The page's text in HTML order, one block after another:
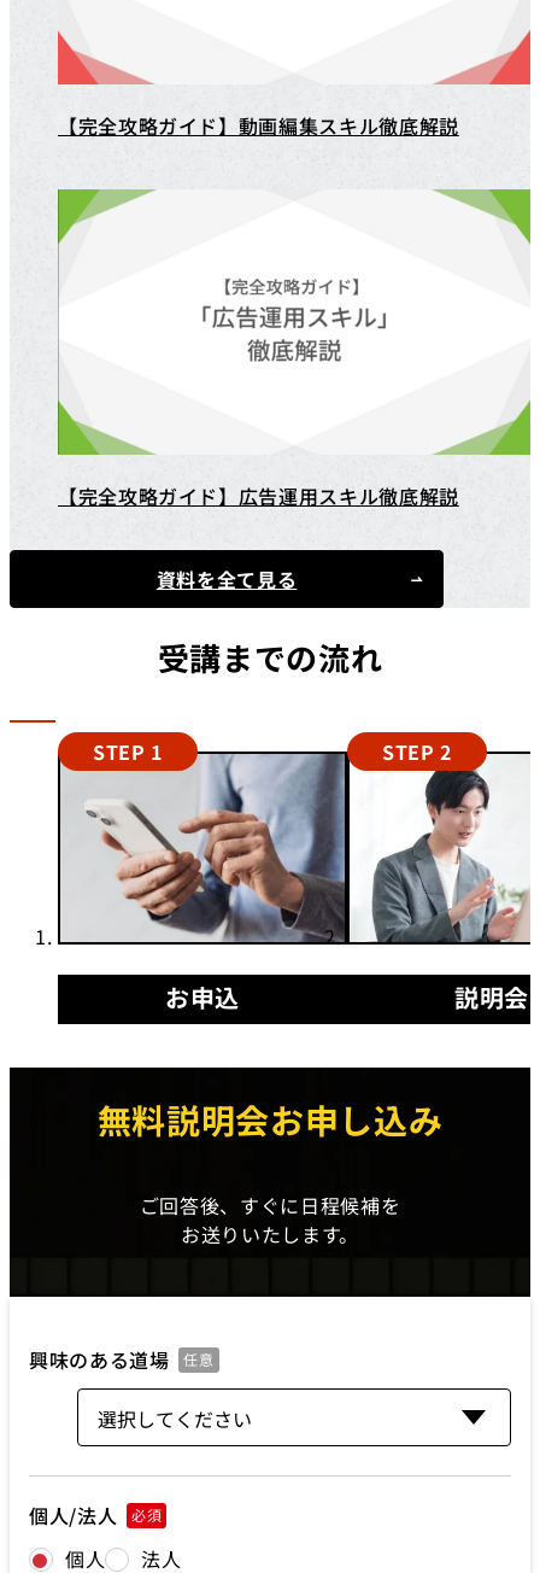
【完全攻略ガイド】動画編集スキル徹底解説
【完全攻略ガイド】広告運用スキル徹底解説
資料を全て見る
受講までの流れ
STEP 1
お申込
STEP 2
説明会
無料説明会お申し込み
ご回答後、すぐに日程候補を
お送りいたします。
興味のある道場 任意
個人/法人 必須
個人 法人